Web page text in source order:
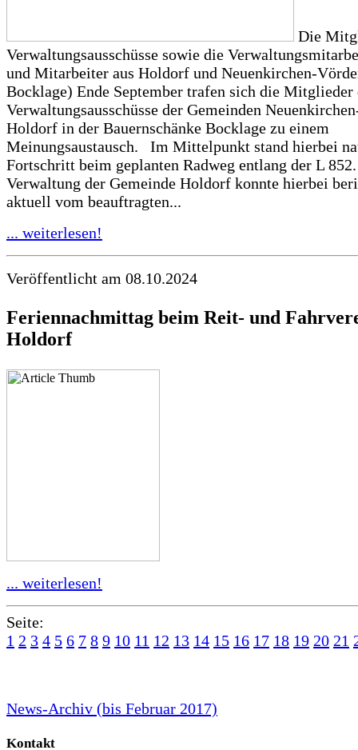
Die
Verwaltungsausschüsse sowie die
und Mitarbeiter aus Holdorf und Neuenkirchen-
Bocklage) Ende September trafen sich die Mitglieder
Verwaltungsausschüsse der Gemeinden
Holdorf in der Bauernschänke Bocklage zu einem
Meinungsaustausch. Im Mittelpunkt stand hierbei
Fortschritt beim geplanten Radweg entlang der L
Verwaltung der Gemeinde Holdorf konnte hierbei
aktuell vom beauftragten...
... weiterlesen!
Veröffentlicht am 08.10.2024
Feriennachmittag beim Reit- und
Holdorf
... weiterlesen!
Seite:
1 2 3 4 5 6 7 8 9 10 11 12 13 14 15 16 17 18 19 20 21
News-Archiv (bis Februar 2017)
Kontakt